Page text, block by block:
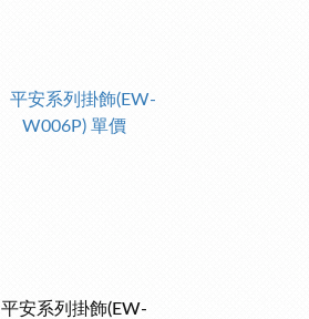
平安系列掛飾(EW-